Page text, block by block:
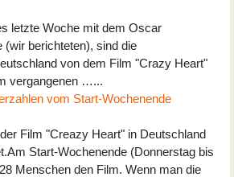
letzte Woche mit dem Oscar
(wir berichteten), sind die
von dem Film "Crazy Heart"
vergangenen …...
vom Start-Wochenende
Film "Creazy Heart" in Deutschland
Start-Wochenende (Donnerstag bis
Menschen den Film. Wenn man die